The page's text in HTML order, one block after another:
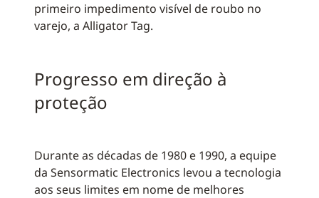
primeiro impedimento visível de roubo no
varejo, a Alligator Tag.
Progresso em direção à
proteção
Durante as décadas de 1980 e 1990, a equipe
da Sensormatic Electronics levou a tecnologia
aos seus limites em nome de melhores